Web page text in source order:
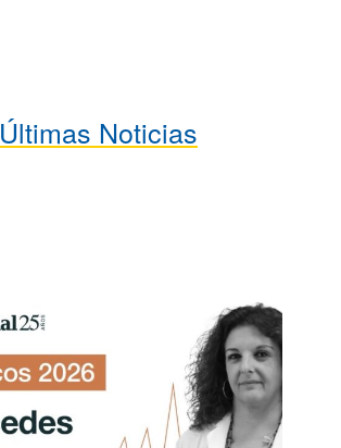
Últimas Noticias